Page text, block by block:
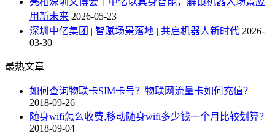
用新未来 2026-05-23
深圳中亿集团 | 智赋场景落地 | 共启机器人新时代 2026-
03-30
最热文章
如何查询物联卡SIM卡号？物联网流量卡如何充值？
2018-09-26
随身wifi怎么收费,移动随身wifi多少钱一个月比较划算？
2018-09-04